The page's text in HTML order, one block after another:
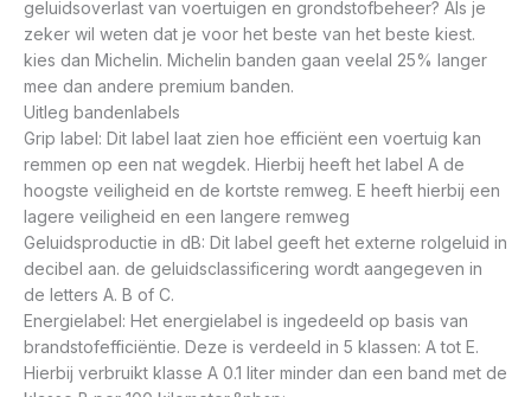
geluidsoverlast van voertuigen en grondstofbeheer? Als je
zeker wil weten dat je voor het beste van het beste kiest.
kies dan Michelin. Michelin banden gaan veelal 25% langer
mee dan andere premium banden.
Uitleg bandenlabels
Grip label: Dit label laat zien hoe efficiënt een voertuig kan
remmen op een nat wegdek. Hierbij heeft het label A de
hoogste veiligheid en de kortste remweg. E heeft hierbij een
lagere veiligheid en een langere remweg
Geluidsproductie in dB: Dit label geeft het externe rolgeluid in
decibel aan. de geluidsclassificering wordt aangegeven in
de letters A. B of C.
Energielabel: Het energielabel is ingedeeld op basis van
brandstofefficiëntie. Deze is verdeeld in 5 klassen: A tot E.
Hierbij verbruikt klasse A 0.1 liter minder dan een band met de